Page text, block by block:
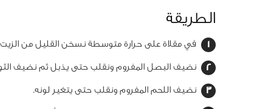
الطريقة
في مقلاة على حرارة متوسطة نسخن القليل من الزيت
نضيف البصل المفروم ونقلب حتى يذبل ثم نضيف
نضيف اللحم المفروم ونقلب حتى يتغير لونه.